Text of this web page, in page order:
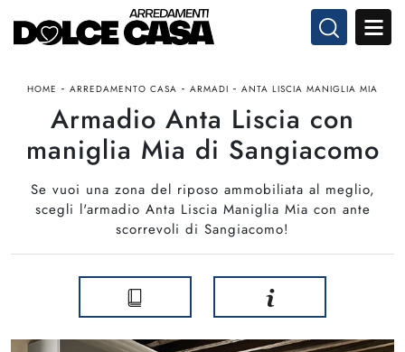
HOME - ARREDAMENTO CASA - ARMADI - ANTA LISCIA MANIGLIA MIA
Armadio Anta Liscia con
maniglia Mia di Sangiacomo
Se vuoi una zona del riposo ammobiliata al meglio,
scegli l'armadio Anta Liscia Maniglia Mia con ante
scorrevoli di Sangiacomo!